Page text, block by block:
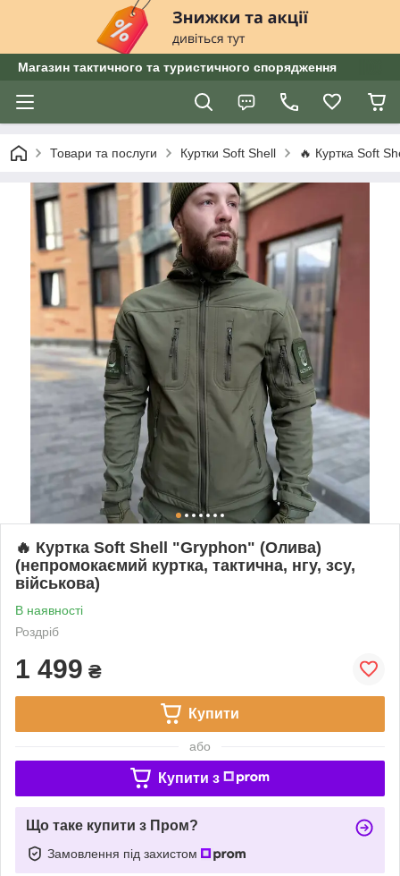
Магазин тактичного та туристичного спорядження
Товари та послуги Куртки Soft Shell 🔥 Куртка Soft
🔥 Куртка Soft Shell "Gryphon" (Олива)
(непромокаємий куртка, тактична, нгу, зсу,
військова)
В наявності
Роздріб
1 499 ₴
Купити
або
Купити з
Що таке купити з Пром?
Замовлення під захистом